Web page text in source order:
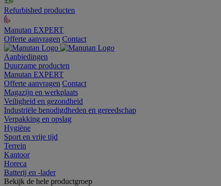
Refurbished producten
Manutan EXPERT
Offerte aanvragen Contact
Aanbiedingen
Duurzame producten
Manutan EXPERT
Offerte aanvragen Contact
Magazijn en werkplaats
Veiligheid en gezondheid
Industriële benodigdheden en gereedschap
Verpakking en opslag
Hygiëne
Sport en vrije tijd
Terrein
Kantoor
Horeca
Batterij en -lader
Bekijk de hele productgroep